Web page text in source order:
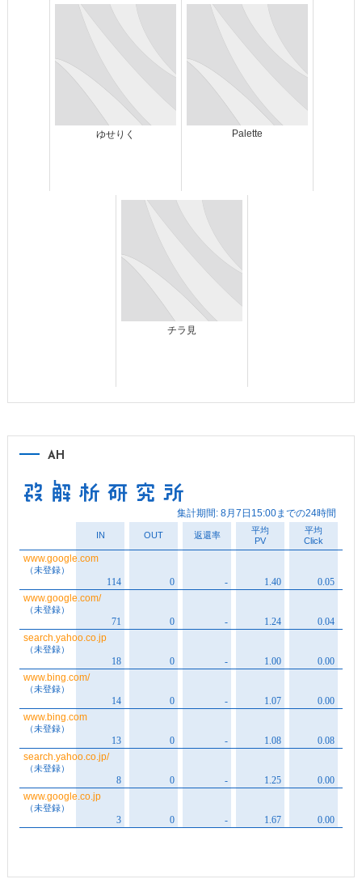
ゆせりく Palette
チラ見
AH